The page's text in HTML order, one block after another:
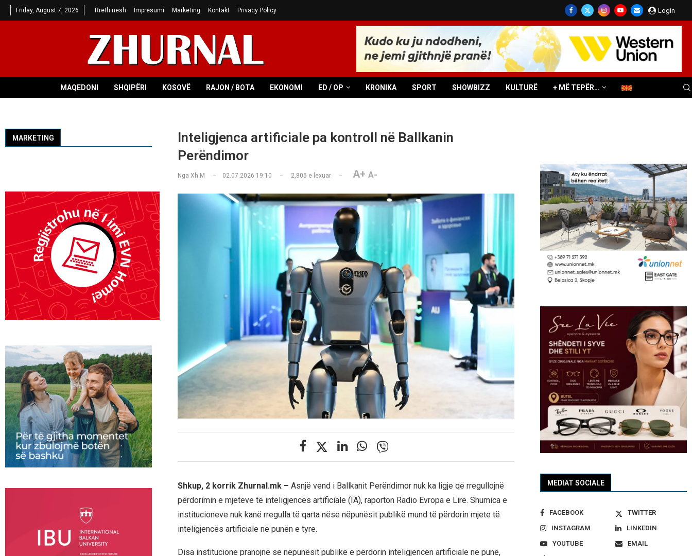
Friday, August 7, 2026 Rreth nesh Impresumi Marketing Kontakt Privacy Policy Login
MAQEDONI SHQIPËRI KOSOVË RAJON / BOTA EKONOMI ED / OP KRONIKA SPORT SHOWBIZZ KULTURË + MË TEPËR…
Inteligjenca artificiale pa kontroll në Ballkanin
Perëndimor
Nga Xh M 02.07.2026 19:10 2,805 e lexuar A+ A-
Shkup, 2 korrik Zhurnal.mk – Asnjë vend i Ballkanit Perëndimor nuk ka ligje që rregullojnë
përdorimin e mjeteve të inteligjencës artificiale (IA), raporton Radio Evropa e Lirë. Shumica e
institucioneve nuk kanë rregulla të qarta nëse nëpunësit publikë mund të përdorin mjete të
inteligjencës artificiale në punën e tyre.
Disa institucione pranojnë se nëpunësit publikë e përdorin inteligjencën artificiale në punë,
MEDIAT SOCIALE
FACEBOOK
TWITTER
INSTAGRAM
LINKEDIN
YOUTUBE
EMAIL
MARKETING